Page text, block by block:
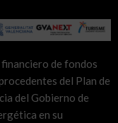
de fondos
del Plan de
del Gobierno de
en su